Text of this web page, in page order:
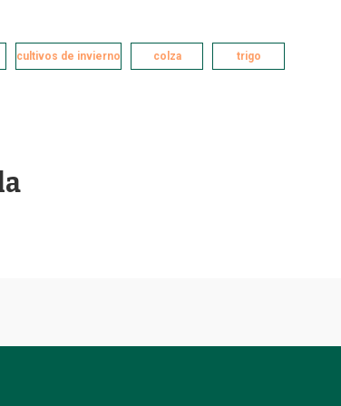
cultivos de invierno colza trigo